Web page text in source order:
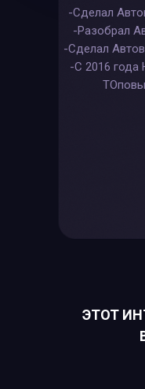
-Сделал
-Разобрал
-Сделал
-С 2016
ЭТОТ